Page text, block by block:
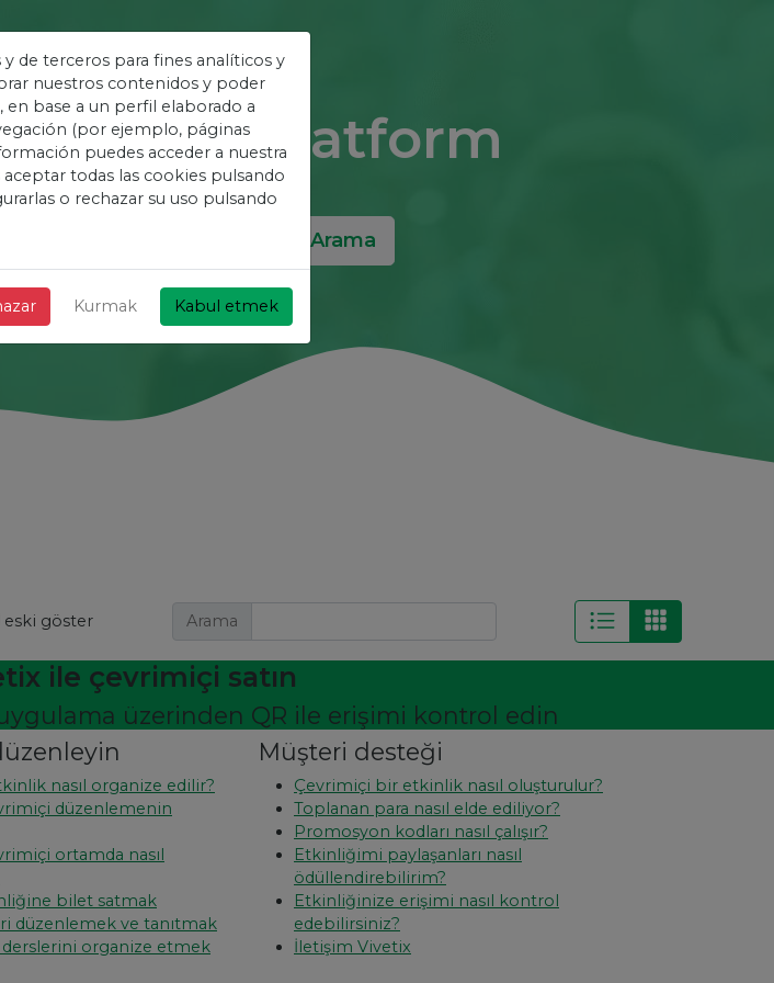
Kolay Platform
ve ücretsiz!
Arama
eski göster Arama
ile çevrimiçi satın
üzerinden QR ile erişimi kontrol edin
nasıl organize edilir?
düzenlemenin
ortamda nasıl
bilet satmak
düzenlemek ve tanıtmak
derslerini organize etmek
Müşteri desteği
Çevrimiçi bir etkinlik nasıl oluşturulur?
Toplanan para nasıl elde ediliyor?
Promosyon kodları nasıl çalışır?
Etkinliğimi paylaşanları nasıl
ödüllendirebilirim?
Etkinliğinize erişimi nasıl kontrol
edebilirsiniz?
İletişim Vivetix
de terceros para fines analíticos y
nuestros contenidos y poder
base a un perfil elaborado a
(por ejemplo, páginas
puedes acceder a nuestra
aceptar todas las cookies pulsando
o rechazar su uso pulsando
Kurmak Kabul etmek